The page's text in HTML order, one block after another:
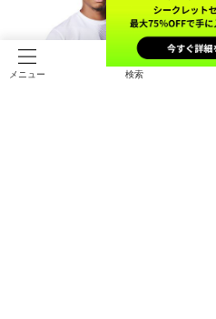
メニュー 検索